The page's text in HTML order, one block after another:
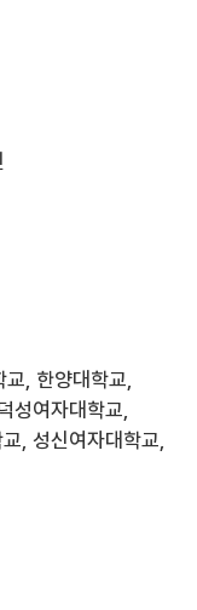
교, 한양대학교,
성여자대학교,
, 성신여자대학교,